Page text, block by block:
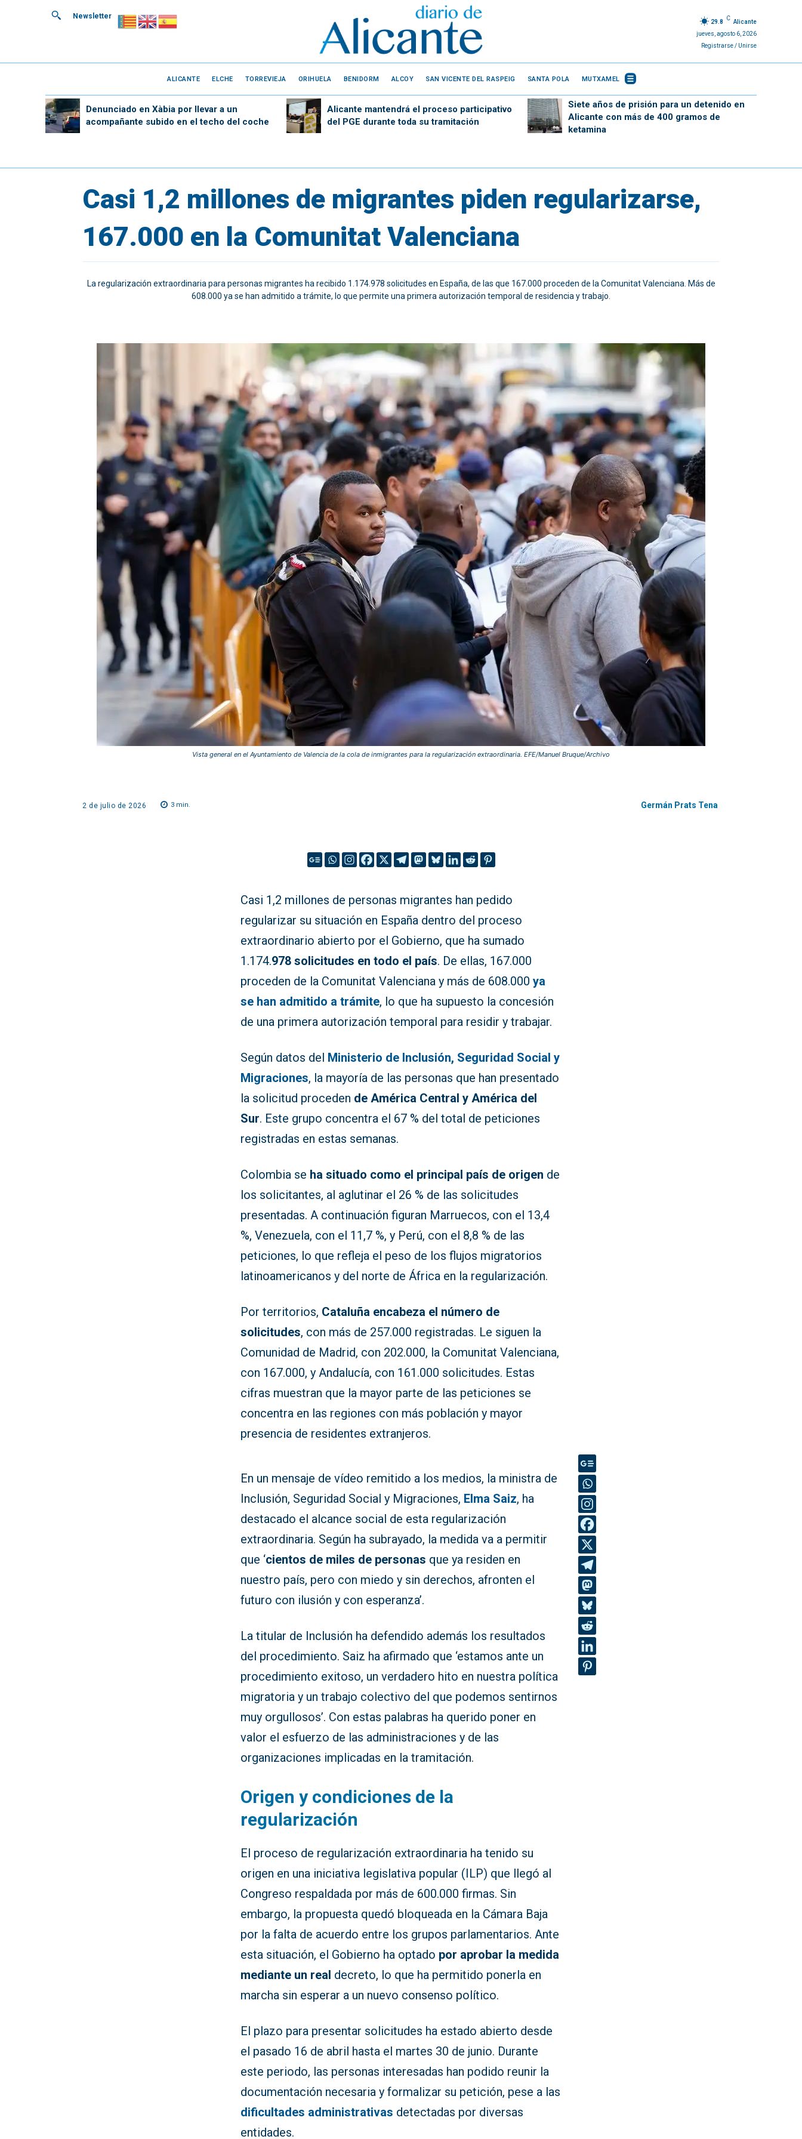
Newsletter
29.8
C
Alicante
jueves, agosto 6, 2026
Registrarse / Unirse
ALICANTE ELCHE TORREVIEJA ORIHUELA BENIDORM ALCOY SAN VICENTE DEL RASPEIG SANTA POLA MUTXAMEL
Denunciado en Xàbia por llevar a un
acompañante subido en el techo del coche
Alicante mantendrá el proceso participativo
del PGE durante toda su tramitación
Siete años de prisión para un detenido en
Alicante con más de 400 gramos de
ketamina
Casi 1,2 millones de migrantes piden regularizarse,
167.000 en la Comunitat Valenciana
La regularización extraordinaria para personas migrantes ha recibido 1.174.978 solicitudes en España, de las que 167.000 proceden de la Comunitat Valenciana. Más de
608.000 ya se han admitido a trámite, lo que permite una primera autorización temporal de residencia y trabajo.
Vista general en el Ayuntamiento de Valencia de la cola de inmigrantes para la regularización extraordinaria. EFE/Manuel Bruque/Archivo
2 de julio de 2026 3 min. Germán Prats Tena
Casi 1,2 millones de personas migrantes han pedido
regularizar su situación en España dentro del proceso
extraordinario abierto por el Gobierno, que ha sumado
1.174.978 solicitudes en todo el país. De ellas, 167.000
proceden de la Comunitat Valenciana y más de 608.000ya
se han admitido a trámite, lo que ha supuesto la concesión
de una primera autorización temporal para residir y trabajar.
Según datos del Ministerio de Inclusión, Seguridad Social y
Migraciones, la mayoría de las personas que han presentado
la solicitud proceden de América Central y América del
Sur. Este grupo concentra el 67 % del total de peticiones
registradas en estas semanas.
Colombia se ha situado como el principal país de origen de
los solicitantes, al aglutinar el 26 % de las solicitudes
presentadas. A continuación figuran Marruecos, con el 13,4
%, Venezuela, con el 11,7 %, y Perú, con el 8,8 % de las
peticiones, lo que refleja el peso de los flujos migratorios
latinoamericanos y del norte de África en la regularización.
Por territorios, Cataluña encabeza el número de
solicitudes, con más de 257.000 registradas. Le siguen la
Comunidad de Madrid, con 202.000, la Comunitat Valenciana,
con 167.000, y Andalucía, con 161.000 solicitudes. Estas
cifras muestran que la mayor parte de las peticiones se
concentra en las regiones con más población y mayor
presencia de residentes extranjeros.
En un mensaje de vídeo remitido a los medios, la ministra de
Inclusión, Seguridad Social y Migraciones, Elma Saiz, ha
destacado el alcance social de esta regularización
extraordinaria. Según ha subrayado, la medida va a permitir
que ‘cientos de miles de personas que ya residen en
nuestro país, pero con miedo y sin derechos, afronten el
futuro con ilusión y con esperanza’.
La titular de Inclusión ha defendido además los resultados
del procedimiento. Saiz ha afirmado que ‘estamos ante un
procedimiento exitoso, un verdadero hito en nuestra política
migratoria y un trabajo colectivo del que podemos sentirnos
muy orgullosos’. Con estas palabras ha querido poner en
valor el esfuerzo de las administraciones y de las
organizaciones implicadas en la tramitación.
Origen y condiciones de la
regularización
El proceso de regularización extraordinaria ha tenido su
origen en una iniciativa legislativa popular (ILP) que llegó al
Congreso respaldada por más de 600.000 firmas. Sin
embargo, la propuesta quedó bloqueada en la Cámara Baja
por la falta de acuerdo entre los grupos parlamentarios. Ante
esta situación, el Gobierno ha optado por aprobar la medida
mediante un real decreto, lo que ha permitido ponerla en
marcha sin esperar a un nuevo consenso político.
El plazo para presentar solicitudes ha estado abierto desde
el pasado 16 de abril hasta el martes 30 de junio. Durante
este periodo, las personas interesadas han podido reunir la
documentación necesaria y formalizar su petición, pese a las
dificultades administrativas detectadas por diversas
entidades.